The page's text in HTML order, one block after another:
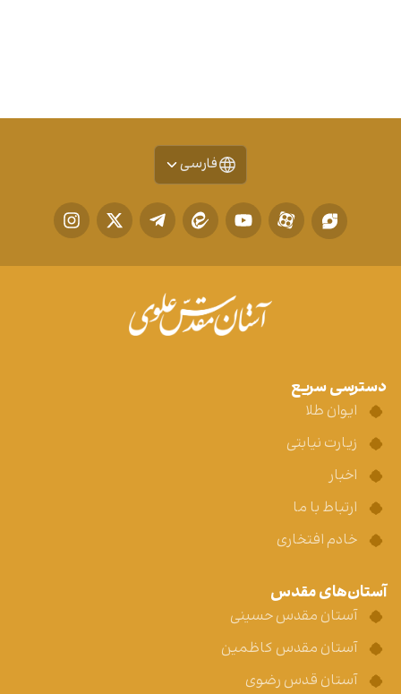
فارسی
دسترسی سریع
ایوان طلا
زیارت نیابتی
اخبار
ارتباط با ما
خادم افتخاری
آستان‌های مقدس
آستان مقدس حسینی
آستان مقدس کاظمین
آستان قدس رضوی